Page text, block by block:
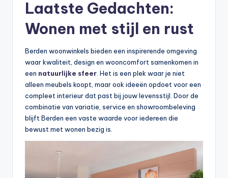
Laatste Gedachten:
Wonen met stijl en rust
Berden woonwinkels bieden een inspirerende omgeving
waar kwaliteit, design en wooncomfort samenkomen in
een natuurlijke sfeer . Het is een plek waar je niet
alleen meubels koopt, maar ook ideeën opdoet voor een
compleet interieur dat past bij jouw levensstijl. Door de
combinatie van variatie, service en showroombeleving
blijft Berden een vaste waarde voor iedereen die
bewust met wonen bezig is.